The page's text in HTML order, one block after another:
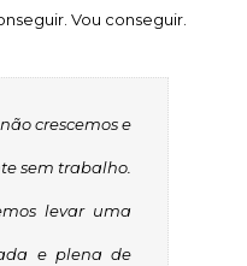
Vou conseguir.
crescemos e
sem trabalho.
levar uma
e plena de